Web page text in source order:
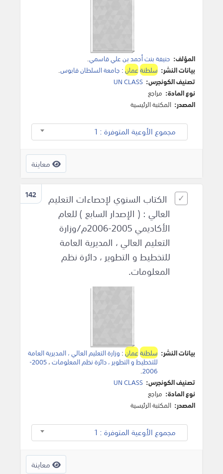
المؤلف: حنيفة بنت أحمد بن علي قاسمي.
بيانات النشر: سلطنةعمان: جامعة السلطان قابوس.
تصنيف الكونجرس: UN CLASS
نوع المادة: مراجع
المصدر: المكتبة الرئيسية
مجموع الأوعية المتوفرة : 1
معاينة
142
الكتاب السنوي لإحصاءات التعليم
العالي : ( الإصدار السابع ) للعام
الأكاديمي 2005-2006م/وزارة
التعليم العالي ، المديرية العامة
للتخطيط و التطوير ، دائرة نظم
المعلومات.
بيانات النشر: سلطنةعمان: وزارة التعليم العالي ، المديرية العامة
للتخطيط و التطوير ، دائرة نظم المعلومات، 2005-
2006
.
تصنيف الكونجرس: UN CLASS
نوع المادة: مراجع
المصدر: المكتبة الرئيسية
مجموع الأوعية المتوفرة : 1
معاينة